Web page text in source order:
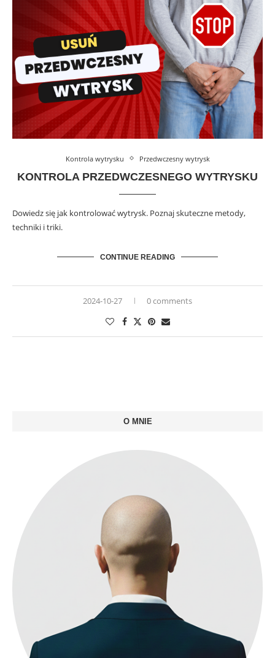
Kontrola wytrysku Przedwczesny wytrysk
KONTROLA PRZEDWCZESNEGO WYTRYSKU
Dowiedz się jak kontrolować wytrysk. Poznaj skuteczne metody,
techniki i triki.
CONTINUE READING
2024-10-27 0 comments
O MNIE